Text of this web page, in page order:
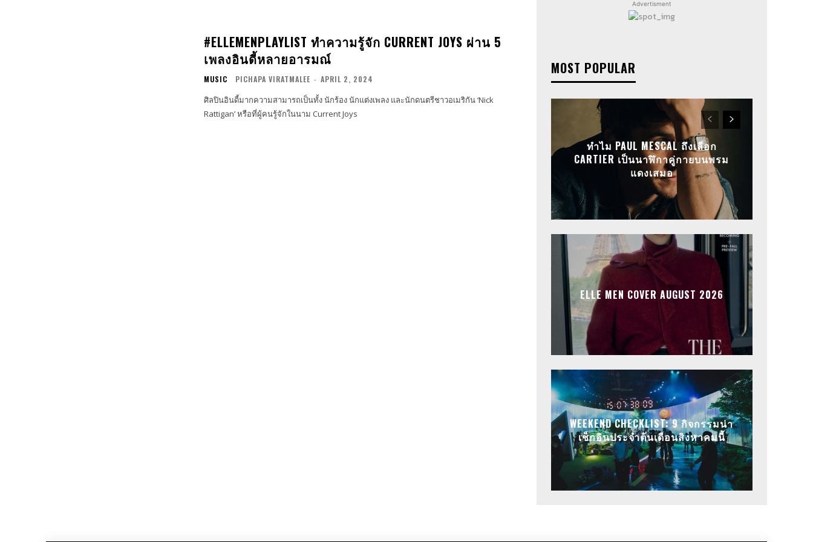
#ELLEMENPLAYLIST ทำความรู้จัก CURRENT JOYS ผ่าน 5
เพลงอินดี้หลายอารมณ์
MUSIC PICHAPA VIRATMALEE - APRIL 2, 2024
ศิลปินอินดี้มากความสามารถเป็นทั้ง นักร้อง นักแต่งเพลง และนักดนตรีชาวอเมริกัน ‘Nick
Rattigan’ หรือที่ผู้คนรู้จักในนาม Current Joys
Advertisment
MOST POPULAR
ทำไม PAUL MESCAL ถึงเลือก
CARTIER เป็นนาฬิกาคู่กายบนพรม
แดงเสมอ
ELLE MEN COVER AUGUST 2026
WEEKEND CHECKLIST: 9 กิจกรรมน่า
เช็กอินประจำต้นเดือนสิงหาคมนี้